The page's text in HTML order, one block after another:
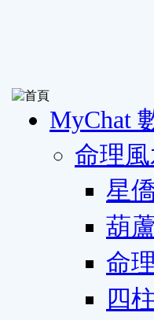
MyChat
命理
星
葫
命
四